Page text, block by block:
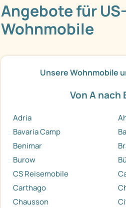
Angebote für
Wohnmobile
Unsere Wohnmobile
Von A nach
Adria
Bavaria Camp
Benimar
Burow
CS Reisemobile
Carthago
Chausson